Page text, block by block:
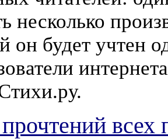
несколько
он будет учтен
всех